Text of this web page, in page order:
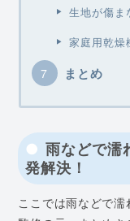
生地が傷ま
家庭用乾燥
まとめ
雨などで濡
発解決！
ここでは雨などで